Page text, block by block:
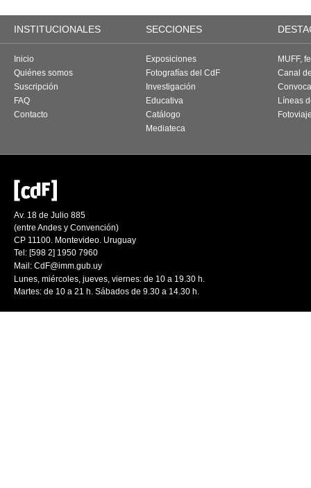
INSTITUCIONALES SECCIONES
Inicio
Quiénes somos
Suscripción
FAQ
Contacto
Exposiciones
Fotografías del CdF
Investigación
Educativa
Catálogo
Mediateca
MUFF,
Canal
Líneas
Av. 18 de Julio 885
(entre Andes y Convención)
CP 11100. Montevideo. Uruguay
Tel: [598 2] 1950 7960
Mail: CdF@imm.gub.uy
Lunes, miércoles, jueves, viernes: de 10 a 19.30 h.
Martes: de 10 a 21 h. Sábados de 9.30 a 14.30 h.